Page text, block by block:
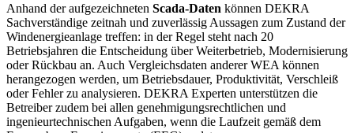
Anhand der aufgezeichneten Scada-Daten können DEKRA
Sachverständige zeitnah und zuverlässig Aussagen zum Zustand der
Windenergieanlage treffen: in der Regel steht nach 20
Betriebsjahren die Entscheidung über Weiterbetrieb, Modernisierung
oder Rückbau an. Auch Vergleichsdaten anderer WEA können
herangezogen werden, um Betriebsdauer, Produktivität, Verschleiß
oder Fehler zu analysieren. DEKRA Experten unterstützen die
Betreiber zudem bei allen genehmigungsrechtlichen und
ingenieurtechnischen Aufgaben, wenn die Laufzeit gemäß dem